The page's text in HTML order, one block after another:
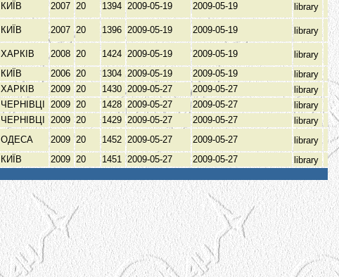
КИЇВ 2007 20 1394 2009-05-19 2009-05-19 library
КИЇВ 2007 20 1396 2009-05-19 2009-05-19 library
ХАРКІВ 2008 20 1424 2009-05-19 2009-05-19
library
КИЇВ 2006 20 1304 2009-05-19 2009-05-19
library
ХАРКІВ 2009 20 1430 2009-05-27 2009-05-27
library
ЧЕРНІВЦІ 2009 20 1428 2009-05-27 2009-05-27
library
ЧЕРНІВЦІ 2009 20 1429 2009-05-27 2009-05-27
library
ОДЕСА 2009 20 1452 2009-05-27 2009-05-27
library
КИЇВ 2009 20 1451 2009-05-27 2009-05-27
library